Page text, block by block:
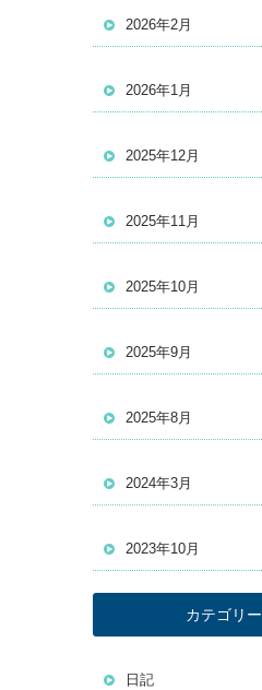
2026年2月
2026年1月
2025年12月
2025年11月
2025年10月
2025年9月
2025年8月
2024年3月
2023年10月
カテゴリー
日記